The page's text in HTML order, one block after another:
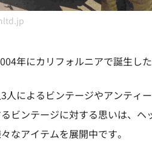
年にカリフォルニアで誕生し
人によるビンテージやアンティ
ビンテージに対する思いは、
なアイテムを展開中です。